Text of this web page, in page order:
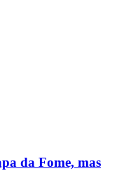
da Fome, mas